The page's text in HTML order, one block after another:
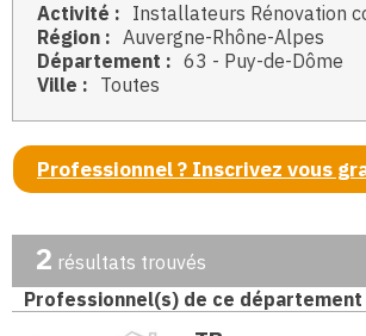
Activité : Installateurs Rénovation
Région : Auvergne-Rhône-Alpes
Département : 63 - Puy-de-Dôme
Ville : Toutes
Professionnel ? Inscrivez vous
2 résultats trouvés
Professionnel(s) de ce département